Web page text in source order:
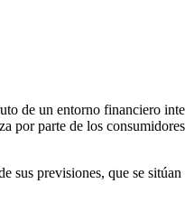
de un entorno financiero
por parte de los
sus previsiones, que se